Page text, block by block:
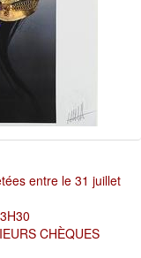
entre le 31 juillet
CHÈQUES